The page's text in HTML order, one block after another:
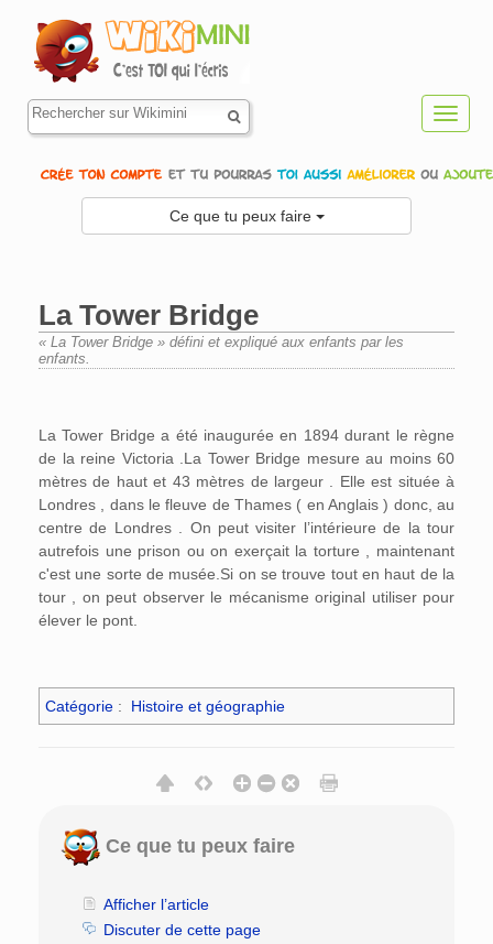
Ce que tu peux faire
La Tower Bridge
« La Tower Bridge » défini et expliqué aux enfants par les
enfants.
La Tower Bridge a été inaugurée en 1894 durant le règne
de la reine Victoria .La Tower Bridge mesure au moins 60
mètres de haut et 43 mètres de largeur . Elle est située à
Londres , dans le fleuve de Thames ( en Anglais ) donc, au
centre de Londres . On peut visiter l’intérieure de la tour
autrefois une prison ou on exerçait la torture , maintenant
c'est une sorte de musée.Si on se trouve tout en haut de la
tour , on peut observer le mécanisme original utiliser pour
élever le pont.
Catégorie : Histoire et géographie
Ce que tu peux faire
Afficher l’article
Discuter de cette page